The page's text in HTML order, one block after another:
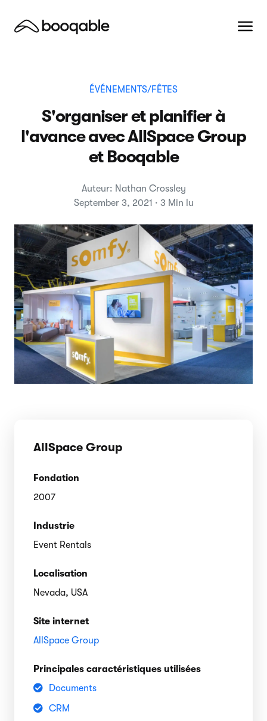
ÉVÉNEMENTS/FÊTES
S'organiser et planifier à
l'avance avec AllSpace Group
et Booqable
Auteur: Nathan Crossley
September 3, 2021 · 3 Min lu
AllSpace Group
Fondation
2007
Industrie
Event Rentals
Localisation
Nevada, USA
Site internet
AllSpace Group
Principales caractéristiques utilisées
Documents
CRM